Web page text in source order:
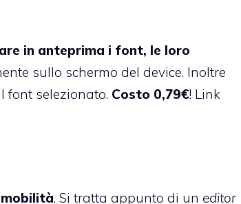
in anteprima i font, le loro
sullo schermo del device. Inoltre
font selezionato. Costo 0,79€! Link
. Si tratta appunto di un editor